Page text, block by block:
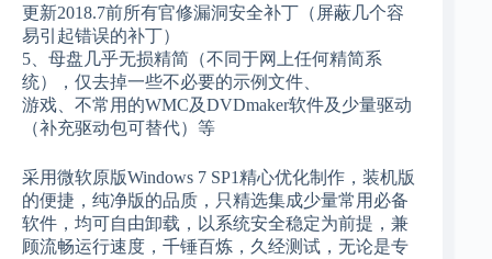
更新2018.7前所有官修漏洞安全补丁（屏蔽几个容
易引起错误的补丁）
5、母盘几乎无损精简（不同于网上任何精简系
统），仅去掉一些不必要的示例文件、
游戏、不常用的WMC及DVDmaker软件及少量驱动
（补充驱动包可替代）等
采用微软原版Windows 7 SP1精心优化制作，装机版
的便捷，纯净版的品质，只精选集成少量常用必备
软件，均可自由卸载，以系统安全稳定为前提，兼
顾流畅运行速度，千锤百炼，久经测试，无论是专